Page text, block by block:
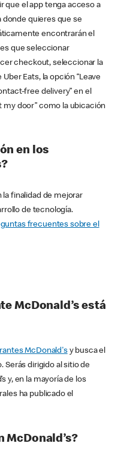
que el app tenga acceso a
donde quieres que se
encontrarán el
que seleccionar
checkout, seleccionar la
Eats, la opción “Leave
free delivery” en el
my door” como la ubicación
en los
finalidad de mejorar
de tecnología.
frecuentes sobre el
McDonald’s está
McDonald'sy busca el
Serás dirigido al sitio de
y, en la mayoría de los
ha publicado el
McDonald’s?